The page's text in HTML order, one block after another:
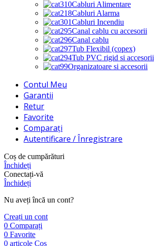
Cabluri Alimentare
Cabluri Alarma
Cabluri Incendiu
Canal cablu cu accesorii
Canal cablu
Tub Flexibil (copex)
Tub PVC rigid si accesorii
Organizatoare si accesorii
Contul Meu
Garantii
Retur
Favorite
Comparați
Autentificare / Înregistrare
Coș de cumpărături
Închideți
Conectați-vă
Închideți
Nu aveți încă un cont?
Creați un cont
0 Comparați
0 Favorite
0 articole Coș